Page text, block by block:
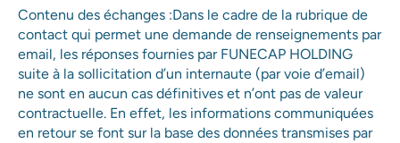
Contenu des échanges :Dans le cadre de la rubrique de
contact qui permet une demande de renseignements par
email, les réponses fournies par FUNECAP HOLDING
suite à la sollicitation d’un internaute (par voie d’email)
ne sont en aucun cas définitives et n’ont pas de valeur
contractuelle. En effet, les informations communiquées
en retour se font sur la base des données transmises par